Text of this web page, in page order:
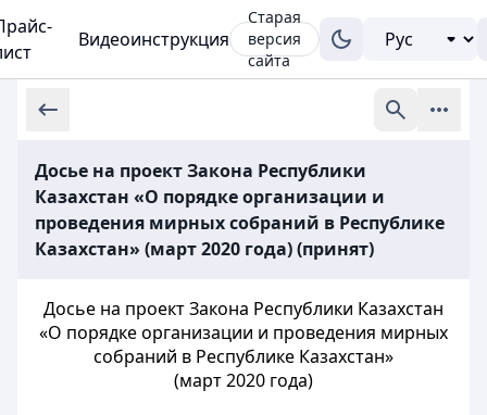
Видеоинструкция
Старая
версия
сайта
Досье на проект Закона Республики
Казахстан «О порядке организации и
проведения мирных собраний в Республике
Казахстан» (март 2020 года) (принят)
Досье на проект Закона Республики Казахстан
«О порядке организации и проведения мирных
собраний в Республике Казахстан»
(март 2020 года)